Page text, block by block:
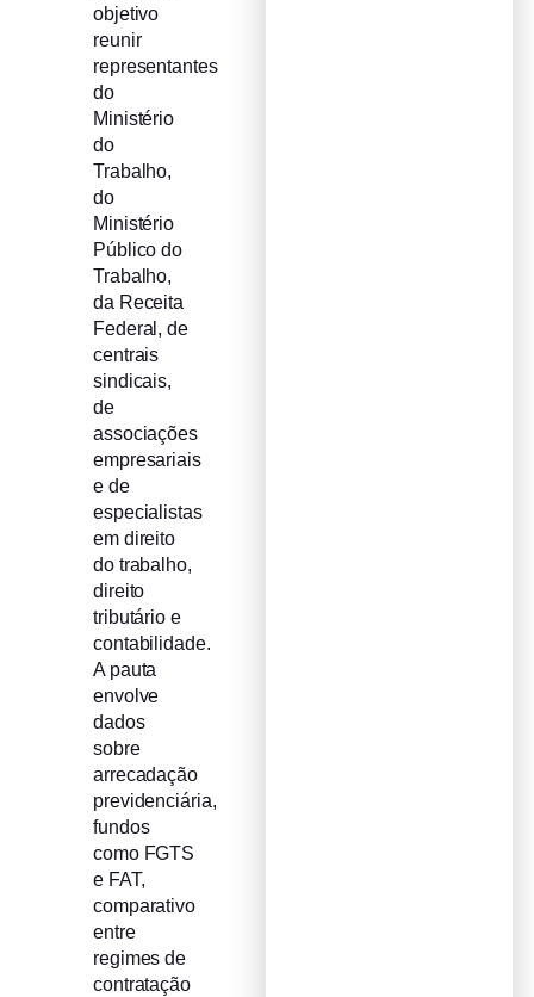
objetivo
reunir
representantes
do
Ministério
do
Trabalho,
do
Ministério
Público do
Trabalho,
da Receita
Federal, de
centrais
sindicais,
de
associações
empresariais
e de
especialistas
em direito
do trabalho,
direito
tributário e
contabilidade.
A pauta
envolve
dados
sobre
arrecadação
previdenciária,
fundos
como FGTS
e FAT,
comparativo
entre
regimes de
contratação